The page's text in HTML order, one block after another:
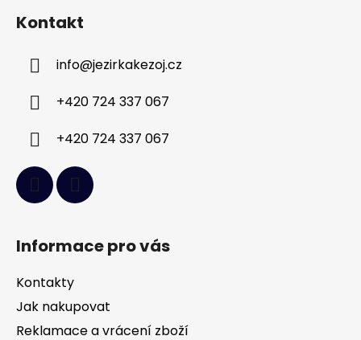
Kontakt
info@jezirkakezoj.cz
+420 724 337 067
+420 724 337 067
Informace pro vás
Kontakty
Jak nakupovat
Reklamace a vrácení zboží